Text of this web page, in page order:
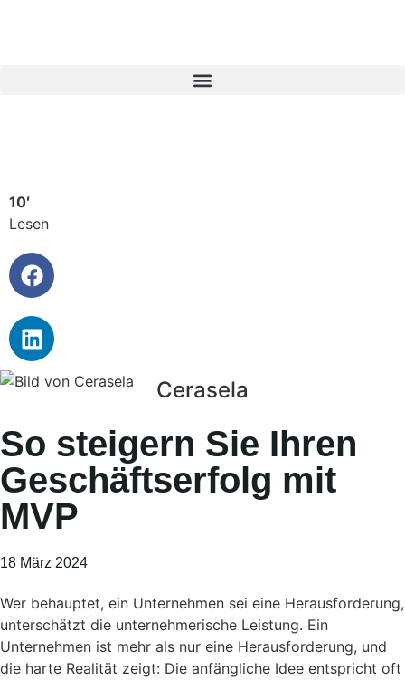
10′
Lesen
Cerasela
So steigern Sie Ihren
Geschäftserfolg mit
MVP
18 März 2024
Wer behauptet, ein Unternehmen sei eine Herausforderung,
unterschätzt die unternehmerische Leistung. Ein
Unternehmen ist mehr als nur eine Herausforderung, und
die harte Realität zeigt: Die anfängliche Idee entspricht oft